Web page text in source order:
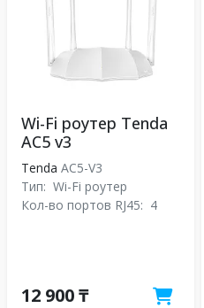
Wi-Fi роутер Tenda
AC5 v3
Tenda AC5-V3
Тип: Wi-Fi роутер
Кол-во портов RJ45: 4
12 900 ₸